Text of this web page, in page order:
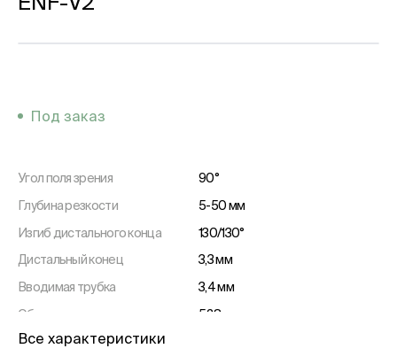
Под заказ
Угол поля зрения
90°
Глубина резкости
5-50 мм
Изгиб дистального конца
130/130°
Дистальный конец
3,3 мм
Вводимая трубка
3,4 мм
Общая длина
528 мм
Рабочая длина
Все характеристики